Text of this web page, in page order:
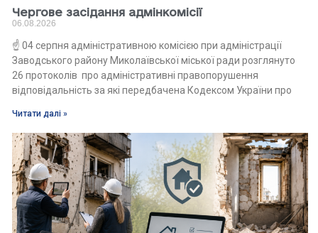
Чергове засідання адмінкомісії
06.08.2026
☝️ 04 серпня адміністративною комісією при адміністрації
Заводського району Миколаївської міської ради розглянуто
26 протоколів про адміністративні правопорушення
відповідальність за які передбачена Кодексом України про
Читати далі »